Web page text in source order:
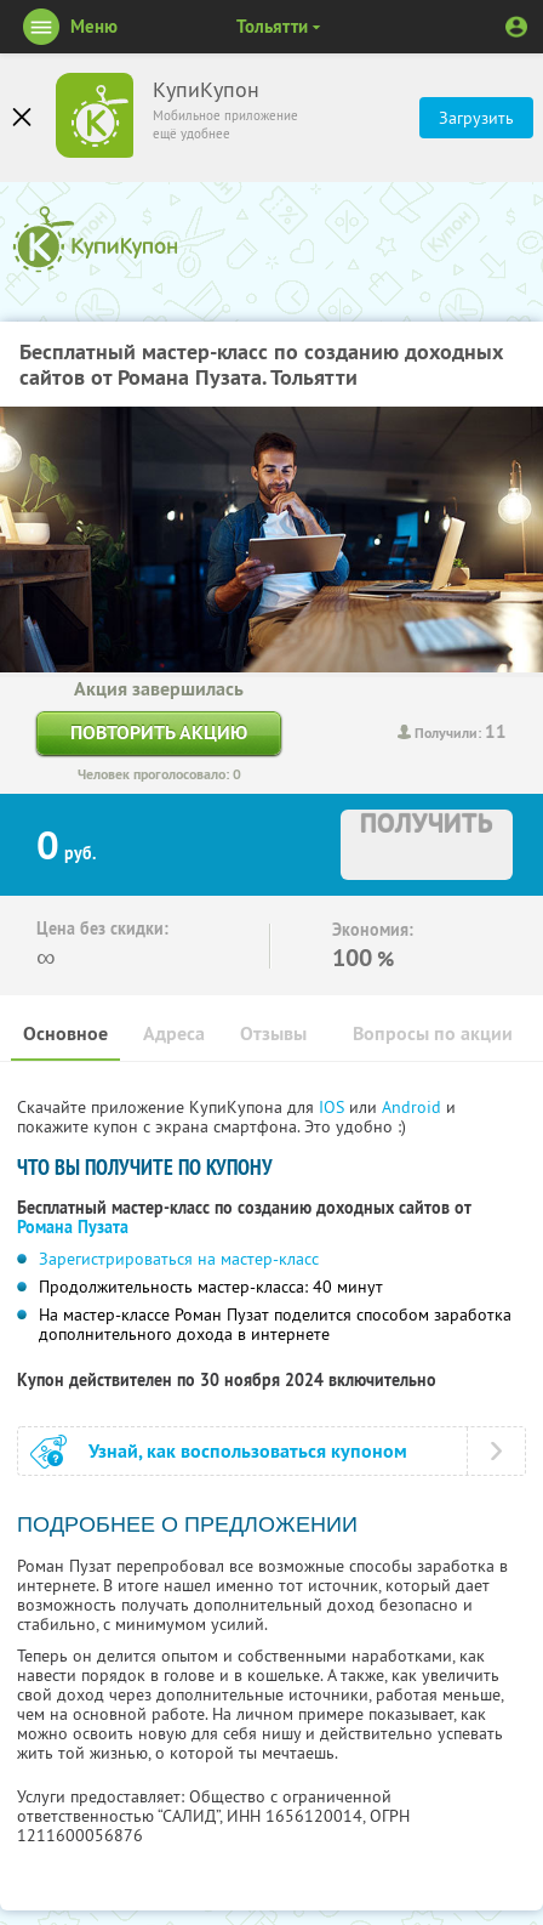
КупиКупон
Мобильное приложение
ещё удобнее
Загрузить
Меню Тольятти
Бесплатный мастер-класс по созданию доходных
сайтов от Романа Пузата. Тольятти
Получили: 11
Акция завершилась
ПОВТОРИТЬ АКЦИЮ
Человек проголосовало: 0
0 руб.
ПОЛУЧИТЬ
Цена без скидки:
∞
Экономия:
100 %
Основное Отзывы Вопросы по акции
Адреса
Скачайте приложение КупиКупона для IOS или Android и
покажите купон с экрана смартфона. Это удобно :)
ЧТО ВЫ ПОЛУЧИТЕ ПО КУПОНУ
Бесплатный мастер-класс по созданию доходных сайтов от
Романа Пузата
Зарегистрироваться на мастер-класс
Продолжительность мастер-класса: 40 минут
На мастер-классе Роман Пузат поделится способом заработка
дополнительного дохода в интернете
Купон действителен по 30 ноября 2024 включительно
Узнай, как воспользоваться купоном
ПОДРОБНЕЕ О ПРЕДЛОЖЕНИИ
Роман Пузат перепробовал все возможные способы заработка в
интернете. В итоге нашел именно тот источник, который дает
возможность получать дополнительный доход безопасно и
стабильно, с минимумом усилий.
Теперь он делится опытом и собственными наработками, как
навести порядок в голове и в кошельке. А также, как увеличить
свой доход через дополнительные источники, работая меньше,
чем на основной работе. На личном примере показывает, как
можно освоить новую для себя нишу и действительно успевать
жить той жизнью, о которой ты мечтаешь.
Услуги предоставляет: Общество с ограниченной
ответственностью “САЛИД”, ИНН 1656120014, ОГРН
1211600056876